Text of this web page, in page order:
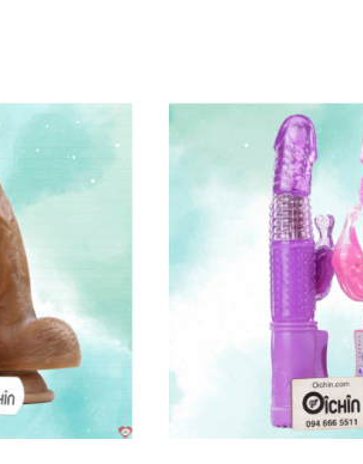
hình quả chuối Haoqi Fun
Haoqi Fun
tỏa nhu cầu sinh lý